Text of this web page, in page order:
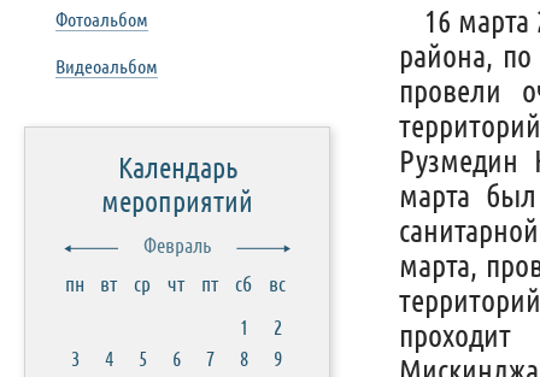
16
района,
провели
Рузмедин
марта
марта,
Фотоальбом
Видеоальбом
Календарь
мероприятий
Февраль
пн
вт ср чт пт сб
вс
1
2
3
4 5 6 7 8
9